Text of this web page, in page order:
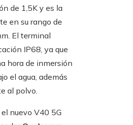
de 1,5K y es la
en su rango de
El terminal
IP68, ya que
hora de inmersión
el agua, además
al polvo.
nuevo V40 5G